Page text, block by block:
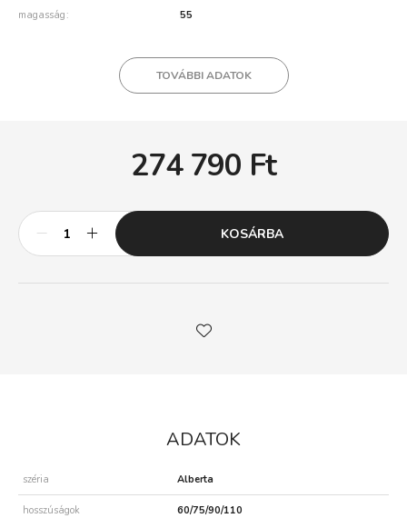
magasság 55
TOVÁBBI ADATOK
274 790 Ft
KOSÁRBA
ADATOK
széria Alberta
hosszúságok 60/75/90/110